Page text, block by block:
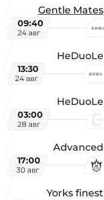
Gentle Mates
09:40
24 авг
HeDuoLe
13:30
24 авг
HeDuoLe
03:00
28 авг
Advanced
17:00
30 авг
Yorks finest